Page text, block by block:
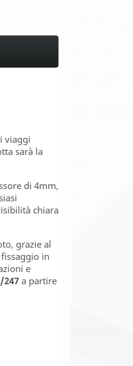
viaggi
sarà la
di 4mm,
chiara
grazie al
in
e
247 a partire